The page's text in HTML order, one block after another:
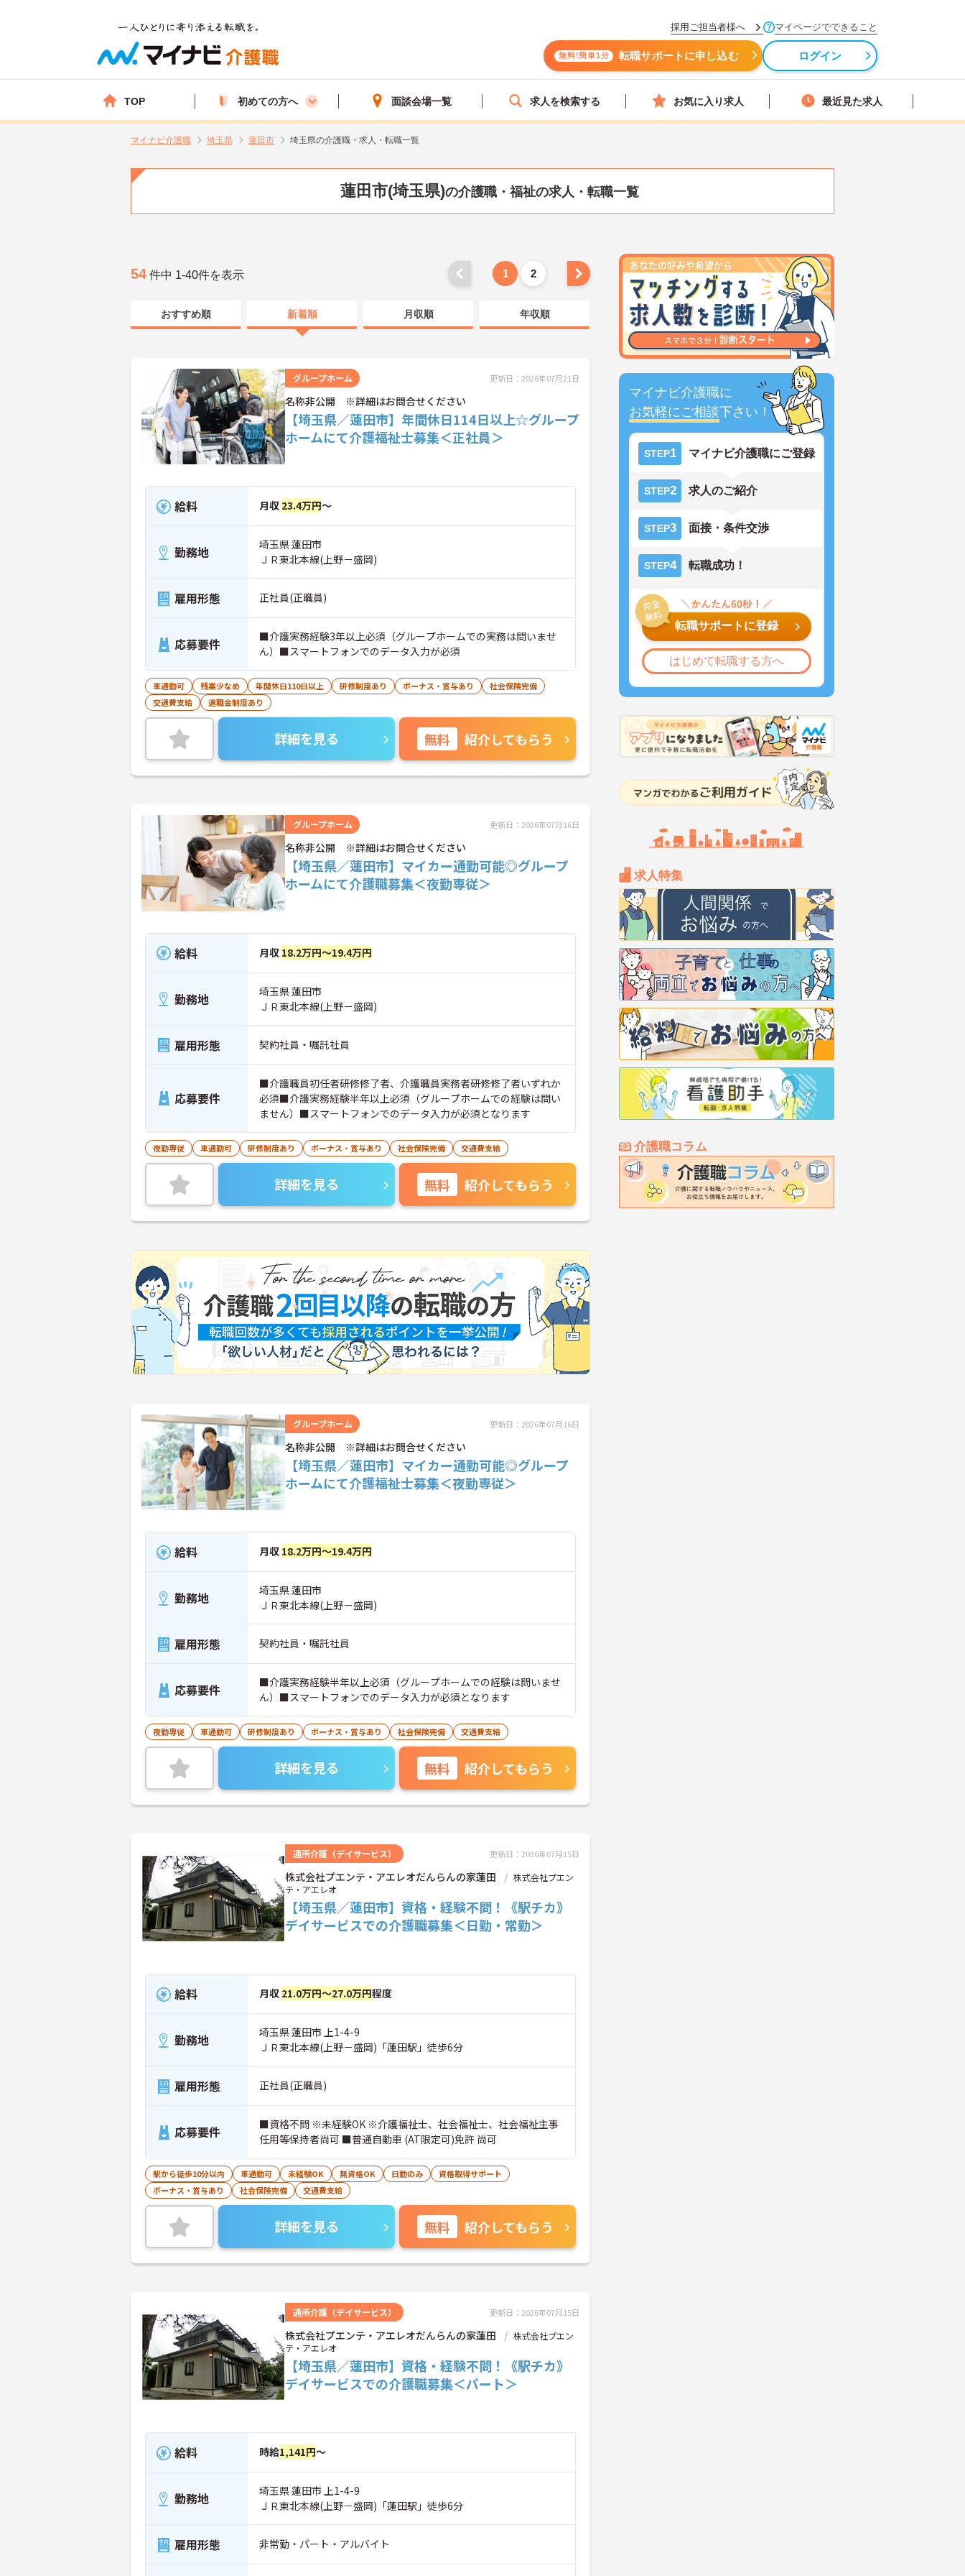
採用ご担当者様へ マイページでできること
無料!簡単1分 転職サポートに申し込む ログイン
TOP 初めての方へ 面談会場一覧 求人を検索する お気に入り求人 最近見た求人
マイナビ介護職 埼玉県 蓮田市 埼玉県の介護職・求人・転職一覧
蓮田市(埼玉県)の介護職・福祉の求人・転職一覧
マイナビ介護職に
お気軽にご相談下さい！
STEP1 マイナビ介護職にご登録
STEP2 求人のご紹介
STEP3 面接・条件交渉
STEP4 転職成功！
転職サポートに登録
はじめて転職する方へ
求人特集
介護職コラム
54 件中 1-40件を表示 1 2
おすすめ順 新着順 月収順 年収順
グループホーム 更新日：2026年07月21日
名称非公開 ※詳細はお問合せください
【埼玉県／蓮田市】年間休日114日以上☆グループ
ホームにて介護福祉士募集＜正社員＞
給料 月収 23.4万円～
勤務地
埼玉県 蓮田市
ＪＲ東北本線(上野－盛岡)
雇用形態 正社員(正職員)
応募要件
■介護実務経験3年以上必須（グループホームでの実務は問いませ
ん）■スマートフォンでのデータ入力が必須
車通勤可 残業少なめ 年間休日110日以上 研修制度あり ボーナス・賞与あり
社会保険完備
交通費支給
退職金制度あり
詳細を見る 無料 紹介してもらう
グループホーム 更新日：2026年07月16日
名称非公開 ※詳細はお問合せください
【埼玉県／蓮田市】マイカー通勤可能◎グループ
ホームにて介護職募集＜夜勤専従＞
給料 月収 18.2万円～19.4万円
勤務地
埼玉県 蓮田市
ＪＲ東北本線(上野－盛岡)
雇用形態 契約社員・嘱託社員
応募要件
■介護職員初任者研修修了者、介護職員実務者研修修了者いずれか
必須■介護実務経験半年以上必須（グループホームでの経験は問い
ません）■スマートフォンでのデータ入力が必須となります
夜勤専従 車通勤可 研修制度あり ボーナス・賞与あり 社会保険完備 交通費支給
詳細を見る 無料 紹介してもらう
グループホーム 更新日：2026年07月16日
名称非公開 ※詳細はお問合せください
【埼玉県／蓮田市】マイカー通勤可能◎グループ
ホームにて介護福祉士募集＜夜勤専従＞
給料 月収 18.2万円～19.4万円
勤務地
埼玉県 蓮田市
ＪＲ東北本線(上野－盛岡)
雇用形態 契約社員・嘱託社員
応募要件
■介護実務経験半年以上必須（グループホームでの経験は問いませ
ん）■スマートフォンでのデータ入力が必須となります
夜勤専従 車通勤可 研修制度あり ボーナス・賞与あり 社会保険完備 交通費支給
詳細を見る 無料 紹介してもらう
通所介護（デイサービス） 更新日：2026年07月15日
株式会社プエンテ・アエレオだんらんの家蓮田
株式会社プエン
テ・アエレオ
【埼玉県／蓮田市】資格・経験不問！《駅チカ》
デイサービスでの介護職募集＜日勤・常勤＞
給料 月収 21.0万円～27.0万円程度
勤務地
埼玉県 蓮田市 上1-4-9
ＪＲ東北本線(上野－盛岡)「蓮田駅」徒歩6分
雇用形態 正社員(正職員)
応募要件
■資格不問 ※未経験OK ※介護福祉士、社会福祉士、社会福祉主事
任用等保持者尚可 ■普通自動車 (AT限定可)免許 尚可
駅から徒歩10分以内 車通勤可 未経験OK 無資格OK 日勤のみ
資格取得サポート
ボーナス・賞与あり
社会保険完備 交通費支給
詳細を見る 無料 紹介してもらう
通所介護（デイサービス） 更新日：2026年07月15日
株式会社プエンテ・アエレオだんらんの家蓮田
株式会社プエン
テ・アエレオ
【埼玉県／蓮田市】資格・経験不問！《駅チカ》
デイサービスでの介護職募集＜パート＞
給料 時給1,141円～
勤務地
埼玉県 蓮田市 上1-4-9
ＪＲ東北本線(上野－盛岡)「蓮田駅」徒歩6分
雇用形態 非常勤・パート・アルバイト